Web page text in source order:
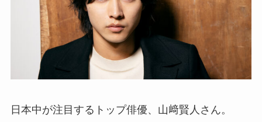
日本中が注目するトップ俳優、山﨑賢人さん。